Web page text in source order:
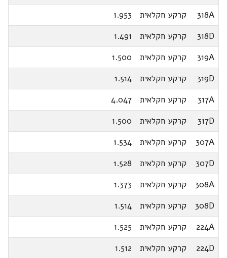
318A
קרקע חקלאית
1.953
318D
קרקע חקלאית
1.491
319A
קרקע חקלאית
1.500
319D
קרקע חקלאית
1.514
317A
קרקע חקלאית
4.047
317D
קרקע חקלאית
1.500
307A
קרקע חקלאית
1.534
307D
קרקע חקלאית
1.528
308A
קרקע חקלאית
1.373
308D
קרקע חקלאית
1.514
224A
קרקע חקלאית
1.525
224D
קרקע חקלאית
1.512